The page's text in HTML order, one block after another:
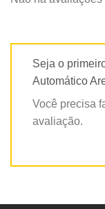
Seja o
Automático
Você precisa
avaliação.